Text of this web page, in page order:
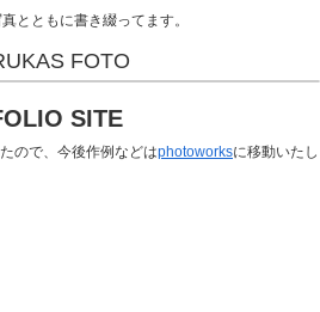
とともに書き綴ってます。
FOTO
SITE
ので、今後作例などはphotoworksに移動いたし